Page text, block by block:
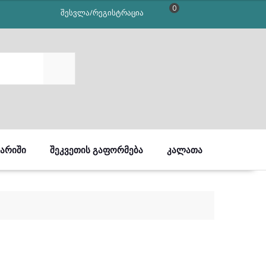
შესვლა/რეგისტრაცია 0
ᲨᲔᲙᲕᲔᲗᲘᲡ ᲒᲐᲤᲝᲠᲛᲔᲑᲐ ᲙᲐᲚᲐᲗᲐ